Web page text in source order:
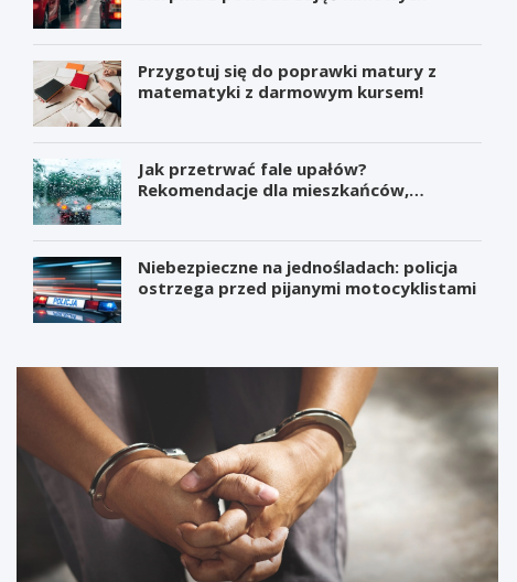
Przygotuj się do poprawki matury z
matematyki z darmowym kursem!
Jak przetrwać fale upałów?
Rekomendacje dla mieszkańców,
Niebezpieczne na jednośladach: policja
ostrzega przed pijanymi motocyklistami